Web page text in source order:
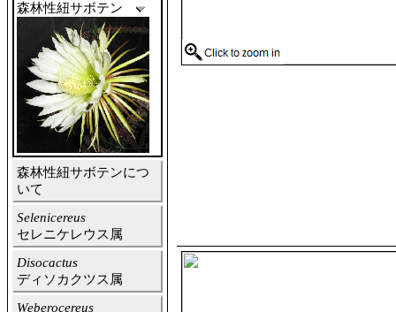
森林性紐サボテン
森林性紐サボテンにつ
いて
Selenicereus
セレニケレウス属
Disocactus
ディソカクツス属
Weberocereus